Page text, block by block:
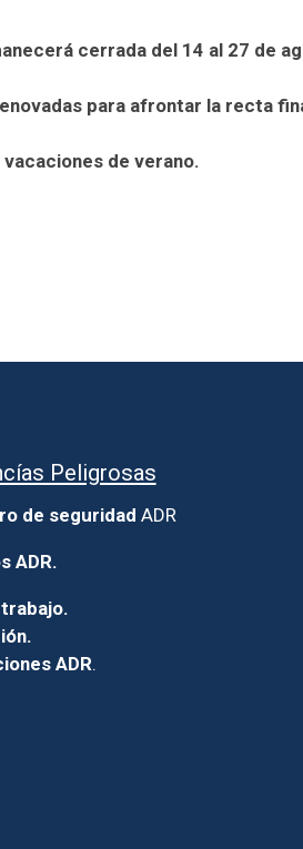
cerrada del 14 al 27 de
para afrontar la recta
de verano.
Peligrosas
de seguridad ADR
ADR.
ADR.